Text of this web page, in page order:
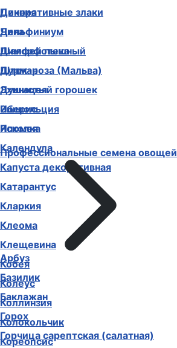
Декоративные злаки
Дельфиниум
Диморфотека
Дурман
Душистый горошек
Иберис
Ипомея
Календула
Капуста декоративная
Катарантус
Кларкия
Клеома
Клещевина
Кобея
Колеус
Коллинзия
Колокольчик
Кореопсис
Цинния
Чина
Шалфей пышный
Шток-роза (Мальва)
Эхинацея
Эшшольция
Ясколка
Профессиональные семена овощей
Арбуз
Базилик
Баклажан
Горох
Горчица сарептская (салатная)